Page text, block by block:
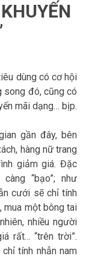
dùng có cơ hội
song đó, cũng có
mãi dạng… bịp.
gần đây, bên
hàng nữ trang
giảm giá. Đặc
“bạo”; như
cưới sẽ chỉ tính
mua một bông tai
nhiều người
rất… “trên trời”.
tính nhẫn nam